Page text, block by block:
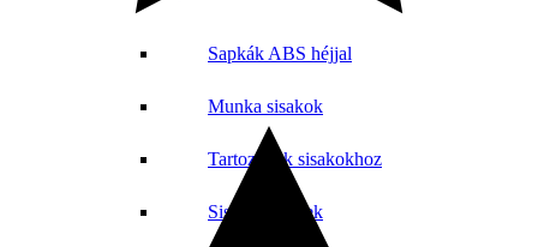
Sapkák ABS héjjal
Munka sisakok
Tartozékok sisakokhoz
Sisak készletek